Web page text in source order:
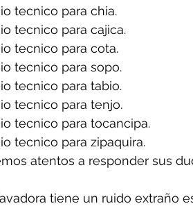
tecnico para chia.
tecnico para cajica.
tecnico para cota.
tecnico para sopo.
tecnico para tabio.
tecnico para tenjo.
tecnico para tocancipa.
tecnico para zipaquira.
atentos a responder sus
tiene un ruido extraño